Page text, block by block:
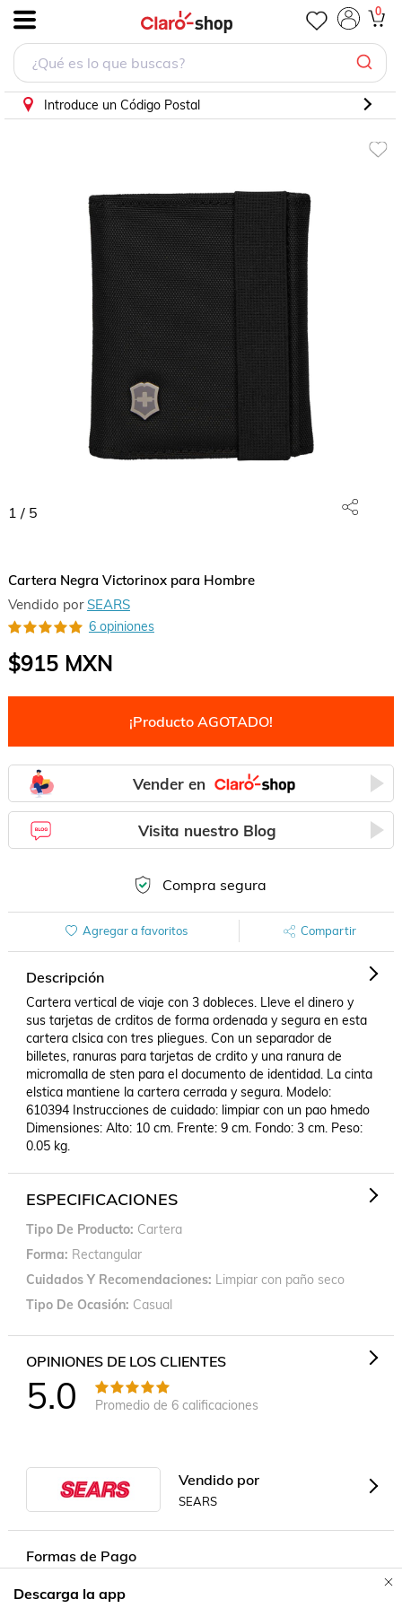
0
Introduce un Código Postal
1 / 5
Cartera Negra Victorinox para Hombre
Vendido por SEARS
6 opiniones
$915MXN
¡Producto AGOTADO!
Vender en
Visita nuestro Blog
Compra segura
Agregar a favoritos Compartir
Descripción
Cartera vertical de viaje con 3 dobleces. Lleve el dinero y
sus tarjetas de crditos de forma ordenada y segura en esta
cartera clsica con tres pliegues. Con un separador de
billetes, ranuras para tarjetas de crdito y una ranura de
micromalla de sten para el documento de identidad. La cinta
elstica mantiene la cartera cerrada y segura. Modelo:
610394 Instrucciones de cuidado: limpiar con un pao hmedo
Dimensiones: Alto: 10 cm. Frente: 9 cm. Fondo: 3 cm. Peso:
0.05 kg.
ESPECIFICACIONES
Tipo De Producto Cartera
Forma Rectangular
Cuidados Y Recomendaciones Limpiar con paño seco
Tipo De Ocasión Casual
OPINIONES DE LOS CLIENTES
5.0 Promedio de 6calificaciones
Vendido por
SEARS
Formas de Pago
Descarga la app
Cartera Negra Victorinox para Hombre